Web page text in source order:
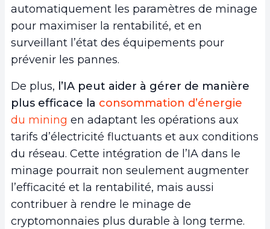
automatiquement les paramètres de minage
pour maximiser la rentabilité, et en
surveillant l’état des équipements pour
prévenir les pannes.
De plus, l’IA peut aider à gérer de manière
plus efficace la consommation d’énergie
du mining en adaptant les opérations aux
tarifs d’électricité fluctuants et aux conditions
du réseau. Cette intégration de l’IA dans le
minage pourrait non seulement augmenter
l’efficacité et la rentabilité, mais aussi
contribuer à rendre le minage de
cryptomonnaies plus durable à long terme.